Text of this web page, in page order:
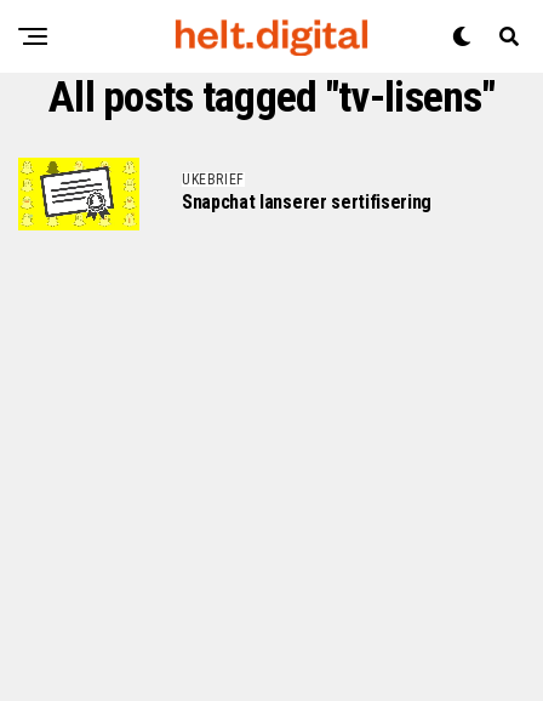
All posts tagged "tv-lisens"
UKEBRIEF
Snapchat lanserer sertifisering